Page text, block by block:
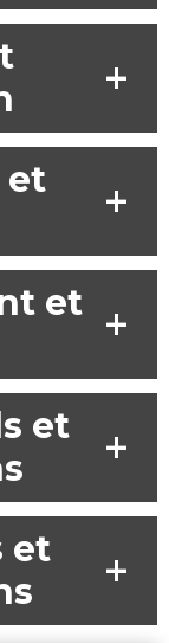
et
et
et
et